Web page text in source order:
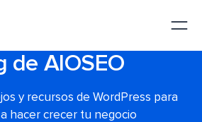
de AIOSEO
y recursos de WordPress para
hacer crecer tu negocio